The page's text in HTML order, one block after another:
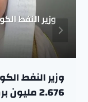
وزير النفط
2.676 مليون برميل يومياً في سبتمبر